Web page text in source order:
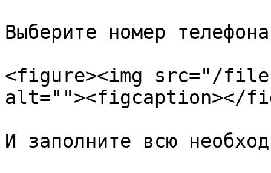
Выберите номер
<figure><img src="/
alt=""><figcaption></
И заполните всю